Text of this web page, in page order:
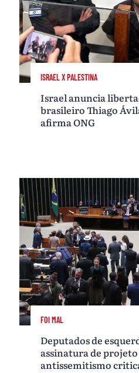
ISRAEL X PALESTINA
Israel anuncia
brasileiro Thiago
afirma ONG
FOI MAL
Deputados de
assinatura de
antissemitismo